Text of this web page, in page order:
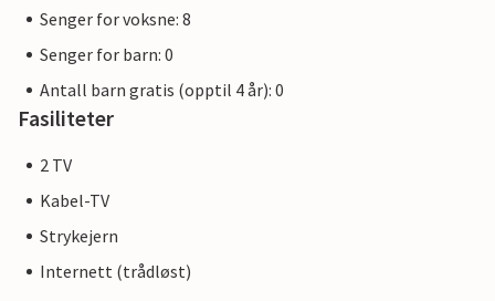
Senger for voksne: 8
Senger for barn: 0
Antall barn gratis (opptil 4 år): 0
Fasiliteter
2 TV
Kabel-TV
Strykejern
Internett (trådløst)